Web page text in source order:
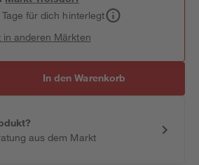
für dich hinterlegt
in anderen Märkten
In den Warenkorb
aus dem Markt